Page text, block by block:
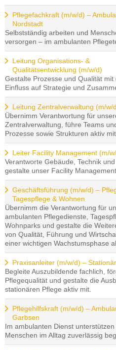
Pflegefachkraft (m/w/d) –
Nordstadt
Selbstständig arbeiten und
versorgen – im ambulanten
Leitung Organisations- &
Qualitätsentwicklung (m/w/d)
Gestalte Prozesse und Qualität mit
Einfluss auf Strategie und
Leitung Zentralverwaltung (m/w/
Übernimm Verantwortung für
Zentralverwaltung, führe Teams
Prozesse sowie Strukturen aktiv mit.
Leiter Facility Management (m/
Verantworte Gebäude, Technik
gestalte unser Facility
Geschäftsführung (m/w/d) –
Tagespflege & Wohnen
Übernimm die Verantwortung für
ambulanten Pflegedienste,
Wohnparks und gestalte die
von Qualität, Führung und
einer wichtigen Wachstumsphase
Praxisanleiter (m/w/d) –
Begleite Auszubildende fachlich,
Pflegequalität und gestalte die
stationären Pflege aktiv mit.
Pflegehilfskraft (m/w/d) –
Garbsen
Im ambulanten Dienst unterstützen
Menschen im Alltag zuverlässig